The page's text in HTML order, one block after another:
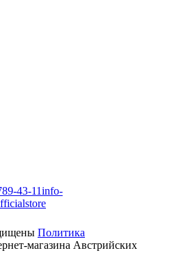
43-11info-
Политика
магазина Австрийских